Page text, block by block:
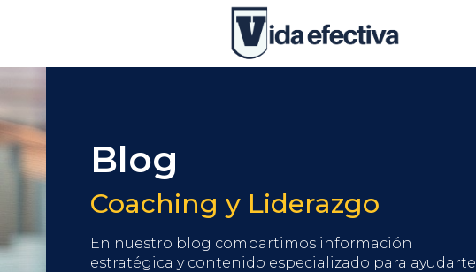
Blog
Coaching y Liderazgo
En nuestro blog compartimos información
estratégica y contenido especializado para ayudarte